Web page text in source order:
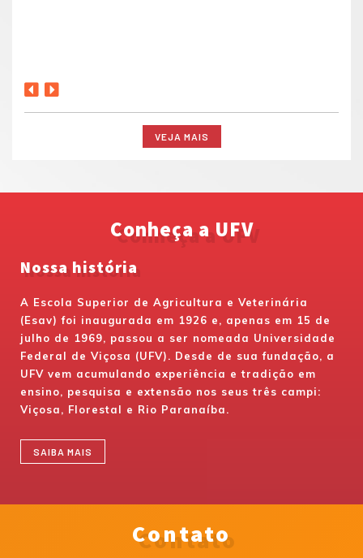
VEJA MAIS
Conheça a UFV
Nossa história
A Escola Superior de Agricultura e Veterinária
(Esav) foi inaugurada em 1926 e, apenas em 15 de
julho de 1969, passou a ser nomeada Universidade
Federal de Viçosa (UFV). Desde de sua fundação, a
UFV vem acumulando experiência e tradição em
ensino, pesquisa e extensão nos seus três campi:
Viçosa, Florestal e Rio Paranaíba.
SAIBA MAIS
Contato